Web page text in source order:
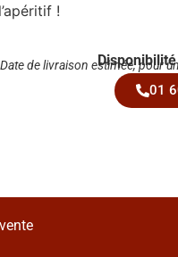
!
Disponibilité
Date de livraison estimée, pour
01